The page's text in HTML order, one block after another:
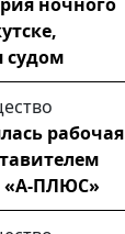
судом
рабочая
ПЛЮС»